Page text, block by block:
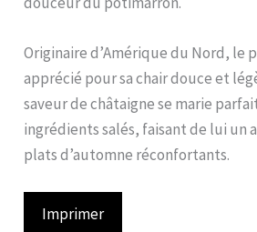
Originaire d’Amérique du Nord, le
apprécié pour sa chair douce et
saveur de châtaigne se marie
ingrédients salés, faisant de lui un
plats d’automne réconfortants.
Imprimer